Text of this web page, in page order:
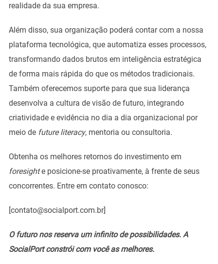
realidade da sua empresa.
Além disso, sua organização poderá contar com a nossa
plataforma tecnológica, que automatiza esses processos,
transformando dados brutos em inteligência estratégica
de forma mais rápida do que os métodos tradicionais.
Também oferecemos suporte para que sua liderança
desenvolva a cultura de visão de futuro, integrando
criatividade e evidência no dia a dia organizacional por
meio de future literacy, mentoria ou consultoria.
Obtenha os melhores retornos do investimento em
foresighte posicione-se proativamente, à frente de seus
concorrentes. Entre em contato conosco:
[contato@socialport.com.br]
O futuro nos reserva um infinito de possibilidades. A
SocialPort constrói com você as melhores.